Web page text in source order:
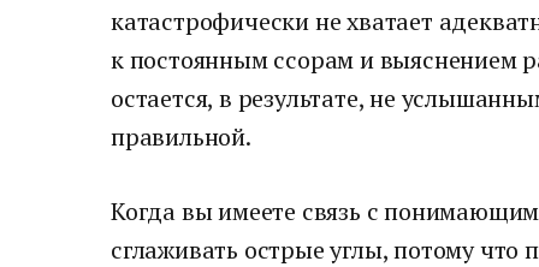
катастрофически не хватает
к постоянным ссорам и выяснением
остается, в результате, не
правильной.
Когда вы имеете связь с
сглаживать острые углы, потому что